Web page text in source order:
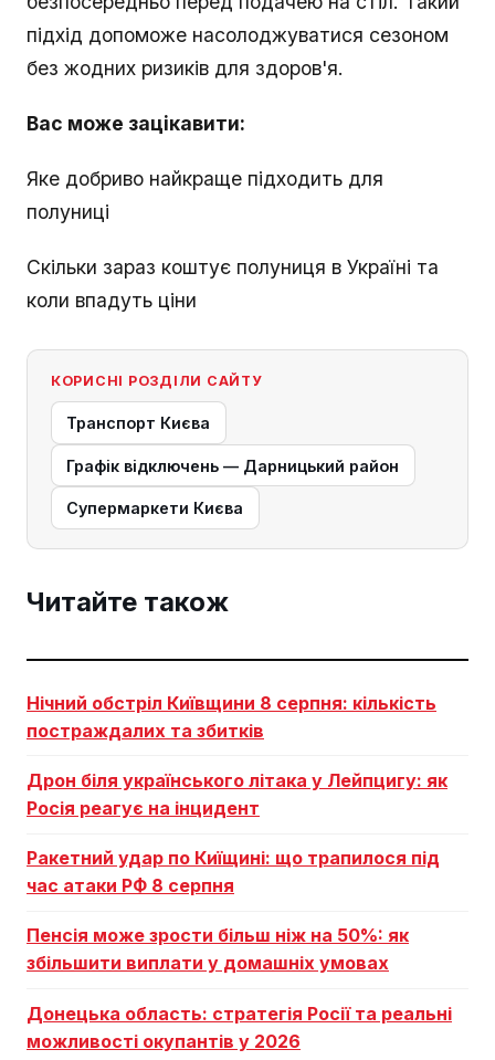
підхід допоможе насолоджуватися сезоном
без жодних ризиків для здоров'я.
Вас може зацікавити:
Яке добриво найкраще підходить для
полуниці
Скільки зараз коштує полуниця в Україні та
коли впадуть ціни
КОРИСНІ РОЗДІЛИ САЙТУ
Транспорт Києва
Графік відключень — Дарницький район
Супермаркети Києва
Читайте також
Нічний обстріл Київщини 8 серпня: кількість
постраждалих та збитків
Дрон біля українського літака у Лейпцигу: як
Росія реагує на інцидент
Ракетний удар по Киїщині: що трапилося під
час атаки РФ 8 серпня
Пенсія може зрости більш ніж на 50%: як
збільшити виплати у домашніх умовах
Донецька область: стратегія Росії та реальні
можливості окупантів у 2026